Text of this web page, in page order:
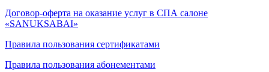
Договор-оферта на оказание услуг в СПА салоне
«SANUKSABAI»
Правила пользования сертификатами
Правила пользования абонементами